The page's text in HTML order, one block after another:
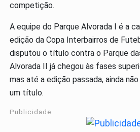
competição.
A equipe do Parque Alvorada I é a
edição da Copa Interbairros de
disputou o título contra o Parque
Alvorada II já chegou às fases
mas até a edição passada, ainda
um título.
Publicidade